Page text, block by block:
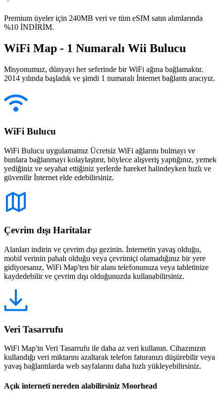
Premium üyeler için 240MB veri ve tüm eSIM satın alımlarında
%10 İNDİRİM.
WiFi Map - 1 Numaralı Wii Bulucu
Misyonumuz, dünyayı her seferinde bir WiFi ağına bağlamaktır.
2014 yılında başladık ve şimdi 1 numaralı İnternet bağlantı aracıyız.
WiFi Bulucu
WiFi Bulucu uygulamamız Ücretsiz WiFi ağlarını bulmayı ve
bunlara bağlanmayı kolaylaştırır, böylece alışveriş yaptığınız, yemek
yediğiniz ve seyahat ettiğiniz yerlerde hareket halindeyken hızlı ve
güvenilir İnternet elde edebilirsiniz.
Çevrim dışı Haritalar
Alanları indirin ve çevrim dışı gezinin. İnternetin yavaş olduğu,
mobil verinin pahalı olduğu veya çevrimiçi olamadığınız bir yere
gidiyorsanız, WiFi Map'ten bir alanı telefonunuza veya tabletinize
kaydedebilir ve çevrim dışı olduğunuzda kullanabilirsiniz.
Veri Tasarrufu
WiFi Map'in Veri Tasarrufu ile daha az veri kullanın. Cihazınızın
kullandığı veri miktarını azaltarak telefon faturanızı düşürebilir veya
yavaş bağlantılarda web sayfalarını daha hızlı yükleyebilirsiniz.
Açık interneti nereden alabilirsiniz Moorhead